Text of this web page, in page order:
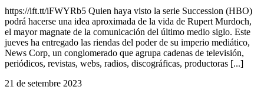
https://ift.tt/iFWYRb5 Quien haya visto la serie Succession (HBO)
podrá hacerse una idea aproximada de la vida de Rupert Murdoch,
el mayor magnate de la comunicación del último medio siglo. Este
jueves ha entregado las riendas del poder de su imperio mediático,
News Corp, un conglomerado que agrupa cadenas de televisión,
periódicos, revistas, webs, radios, discográficas, productoras [...]
21 de setembre 2023